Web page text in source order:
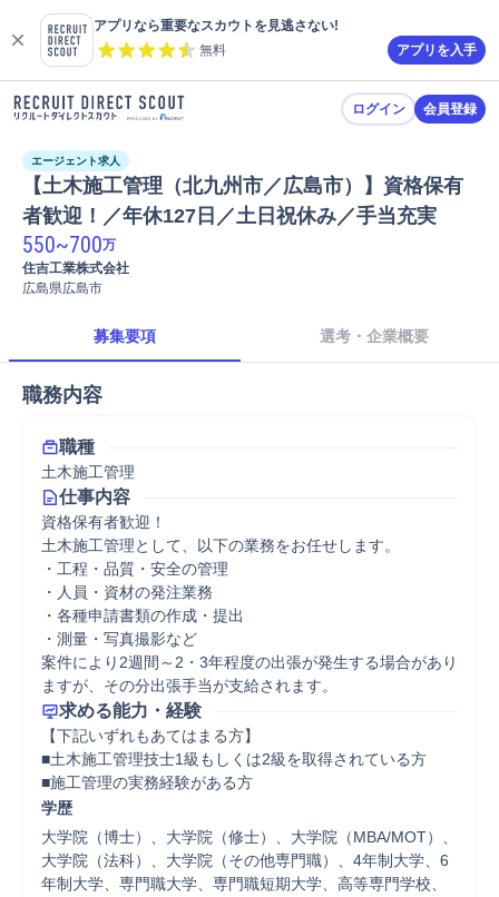
アプリなら重要なスカウトを見逃さない!
無料
アプリを入手
ログイン 会員登録
エージェント求人
【土木施工管理（北九州市／広島市）】資格保有
者歓迎！／年休127日／土日祝休み／手当充実
550~700万
住吉工業株式会社
広島県広島市
募集要項 選考・企業概要
職務内容
職種
土木施工管理
仕事内容
資格保有者歓迎！
土木施工管理として、以下の業務をお任せします。
・工程・品質・安全の管理
・人員・資材の発注業務
・各種申請書類の作成・提出
・測量・写真撮影など
案件により2週間～2・3年程度の出張が発生する場合があり
ますが、その分出張手当が支給されます。
求める能力・経験
【下記いずれもあてはまる方】
■土木施工管理技士1級もしくは2級を取得されている方
■施工管理の実務経験がある方
学歴
大学院（博士）、大学院（修士）、大学院（MBA/MOT）、
大学院（法科）、大学院（その他専門職）、4年制大学、6
年制大学、専門職大学、専門職短期大学、高等専門学校、